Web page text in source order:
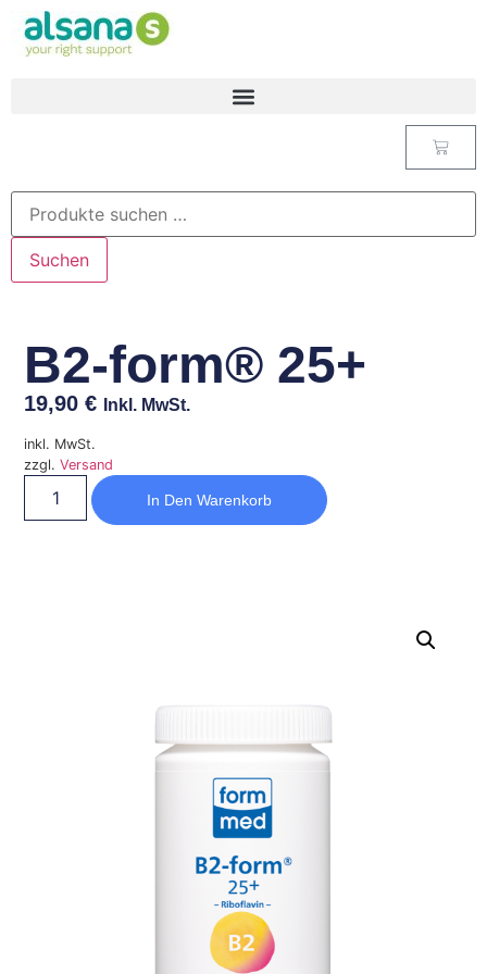
Suchen
B2-form® 25+
19,90€ Inkl. MwSt.
inkl. MwSt.
zzgl.Versand
In Den Warenkorb